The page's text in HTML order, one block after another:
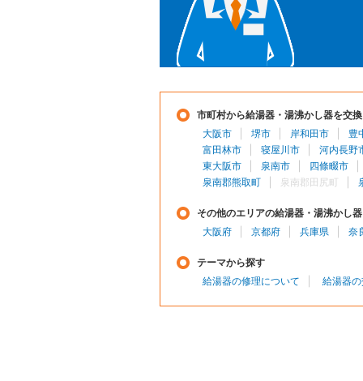
市町村から給湯器・湯沸かし器を交
大阪市
堺市 岸和田市
豊
富田林市
寝屋川市
河内長野
東大阪市
泉南市
四條畷市
泉南郡熊取町
泉南郡田尻町
その他のエリアの給湯器・湯沸かし
大阪府
京都府 兵庫県 奈
テーマから探す
給湯器の修理について
給湯器